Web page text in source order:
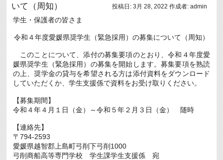
いて（周知）
投稿日: 3月 28, 2022 作成者: admin
学生・保護者の皆さま
令和４年度愛媛県奨学生（緊急採用）の募集について（周知）
このことについて、添付の募集要項のとおり、令和４年度愛
媛県奨学生（緊急採用）の募集を開始します。募集要項を熟読
の上、奨学金の貸与を希望される方は添付資料をダウンロード
していただくか、学生支援係で資料をお受け取りください。
【募集期間】
令和４年４月１日（金）～令和５年２月３日（金） 随時
【連絡先】
〒794-2593
愛媛県越智郡上島町弓削下弓削1000
弓削商船高等専門学校 学生課学生支援係 宛